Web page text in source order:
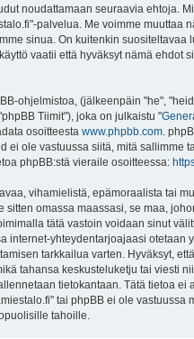
noudattamaan seuraavia ehtoja.
palvelua. Me voimme muuttaa
sinua. On kuitenkin suositeltavaa
vaatii että hyväksyt nämä ehdot
ohjelmistoa, (jälkeenpäin "he",
Tiimit"), joka on julkaistu "
osoitteesta www.phpbb.com .
ei ole vastuussa siitä, mitä sallimme
phpBB:stä vieraile osoitteessa:
vihamielistä, epämoraalista tai
sitten omassa maassasi, se maa,
tätä vastoin voidaan sinut
internet-yhteydentarjoajaasi otetaan
tarkkailua varten. Hyväksyt,
tahansa keskusteluketju tai viesti
tietokantaan. Tätä tietoa
tai phpBB ei ole vastuussa
tahoille.